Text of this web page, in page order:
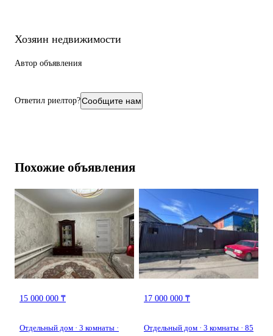
Хозяин недвижимости
Автор объявления
Ответил риелтор?Сообщите нам
Похожие объявления
15 000 000 ₸
Отдельный дом · 3 комнаты ·
17 000 000 ₸
Отдельный дом · 3 комнаты · 85